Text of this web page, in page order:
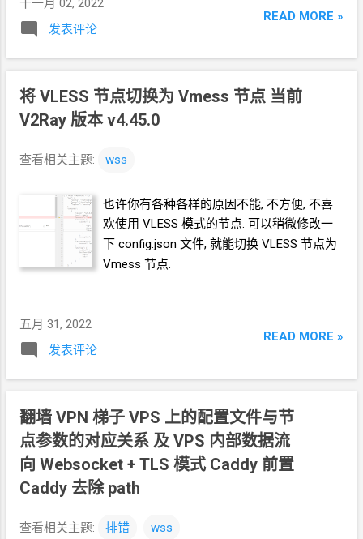
'3d' -e '1s/$/:80/' /etc/caddy/Caddyfile 重启
辈》 《极简一键脚本 搭
Xray 梯子 VLESS +
Reality + xTLS 偷 x25519 证书》 《设置域名
的 Workers Routes
十一月 02, 2022
发表评论
READ MORE »
将 VLESS 节点切换为 Vmess 节点 当前
V2Ray 版本 v4.45.0
查看相关主题: wss
也许你有各种各样的原因不能, 不方便, 不喜
欢使用 VLESS 模式的节点. 可以稍微修改一
下 config.json 文件, 就能切换 VLESS 节点为
Vmess 节点.
五月 31, 2022
发表评论
READ MORE »
翻墙 VPN 梯子 VPS 上的配置文件与节
点参数的对应关系 及 VPS 内部数据流
向 Websocket + TLS 模式 Caddy 前置
Caddy 去除 path
查看相关主题: 排错 wss